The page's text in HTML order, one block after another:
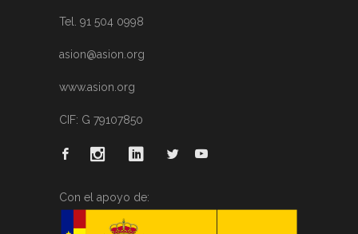
Tel. 91 504 0998
asion@asion.org
www.asion.org
CIF: G 79107850
Con el apoyo de: